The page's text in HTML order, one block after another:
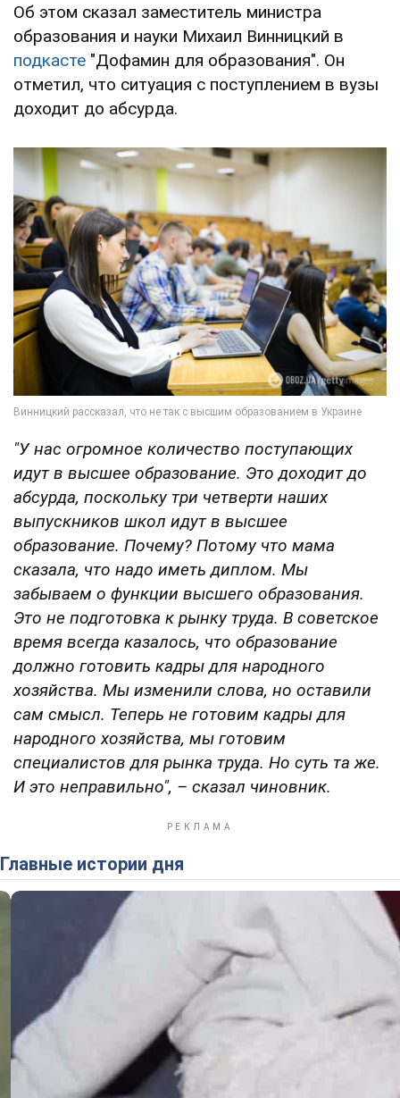
Об этом сказал заместитель министра
образования и науки Михаил Винницкий в
подкасте "Дофамин для образования". Он
отметил, что ситуация с поступлением в вузы
доходит до абсурда.
"У нас огромное количество поступающих
идут в высшее образование. Это доходит до
абсурда, поскольку три четверти наших
выпускников школ идут в высшее
образование. Почему? Потому что мама
сказала, что надо иметь диплом. Мы
забываем о функции высшего образования.
Это не подготовка к рынку труда. В советское
время всегда казалось, что образование
должно готовить кадры для народного
хозяйства. Мы изменили слова, но оставили
сам смысл. Теперь не готовим кадры для
народного хозяйства, мы готовим
специалистов для рынка труда. Но суть та же.
И это неправильно", – сказал чиновник.
Главные истории дня